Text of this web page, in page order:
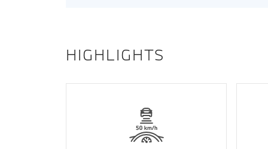
HIGHLIGHTS